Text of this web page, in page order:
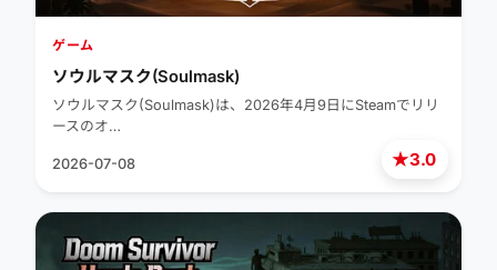
★3.0
ゲーム
ソウルマスク(Soulmask)
ソウルマスク(Soulmask)は、2026年4月9日にSteamでリリ
ースのオ…
2026-07-08